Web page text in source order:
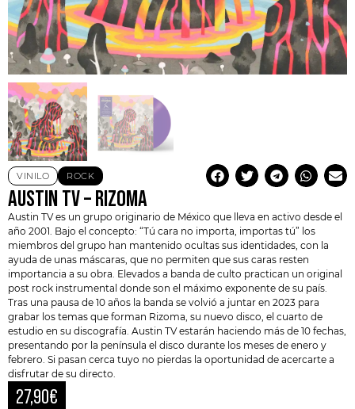
VINILO ROCK
AUSTIN TV – RIZOMA
Austin TVes un grupo originario de México que lleva en activo desde el
año 2001. Bajo el concepto: “Tú cara no importa, importas tú” los
miembros del grupo han mantenido ocultas sus identidades, con la
ayuda de unas máscaras, que no permiten que sus caras resten
importancia a su obra. Elevados a banda de culto practican un original
post rock instrumental donde son el máximo exponente de su país.
Tras una pausa de 10 años la banda se volvió a juntar en 2023 para
grabar los temas que forman Rizoma, su nuevo disco, el cuarto de
estudio en su discografía. Austin TV estarán haciendo más de 10 fechas,
presentando por la península el disco durante los meses de enero y
febrero. Si pasan cerca tuyo no pierdas la oportunidad de acercarte a
disfrutar de su directo.
27,90€